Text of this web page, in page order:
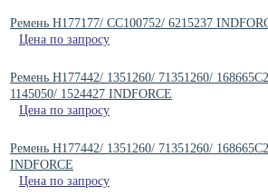
Ремень H177177/ CC100752/ 6215237
Цена по запросу
Ремень H177442/ 1351260/ 71351260/
1145050/ 1524427 INDFORCE
Цена по запросу
Ремень H177442/ 1351260/ 71351260/
INDFORCE
Цена по запросу